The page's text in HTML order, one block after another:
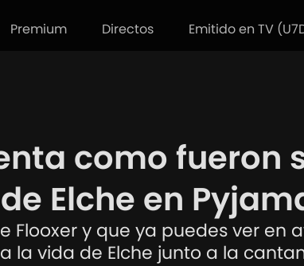
Premium Directos Emitido en TV
como fueron
Elche en
y que ya puedes ver en
la vida de Elche junto a la